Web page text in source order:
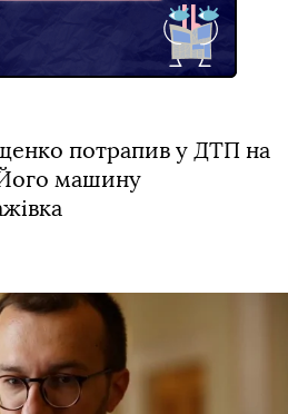
потрапив у ДТП на
машину